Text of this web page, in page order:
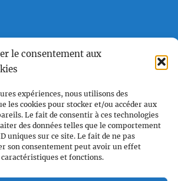
le consentement aux
expériences, nous utilisons des
les cookies pour stocker et/ou accéder aux
Le fait de consentir à ces technologies
des données telles que le comportement
uniques sur ce site. Le fait de ne pas
son consentement peut avoir un effet
et fonctions.